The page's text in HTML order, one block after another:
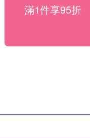
滿1件享95折